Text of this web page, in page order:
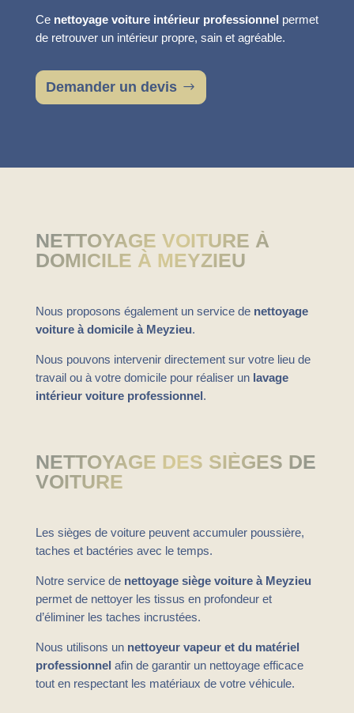
Ce nettoyage voiture intérieur professionnel permet
de retrouver un intérieur propre, sain et agréable.
Demander un devis
NETTOYAGE VOITURE À
DOMICILE À MEYZIEU
Nous proposons également un service de nettoyage
voiture à domicile à Meyzieu.
Nous pouvons intervenir directement sur votre lieu de
travail ou à votre domicile pour réaliser un lavage
intérieur voiture professionnel.
NETTOYAGE DES SIÈGES DE
VOITURE
Les sièges de voiture peuvent accumuler poussière,
taches et bactéries avec le temps.
Notre service de nettoyage siège voiture à Meyzieu
permet de nettoyer les tissus en profondeur et
d’éliminer les taches incrustées.
Nous utilisons un nettoyeur vapeur et du matériel
professionnel afin de garantir un nettoyage efficace
tout en respectant les matériaux de votre véhicule.